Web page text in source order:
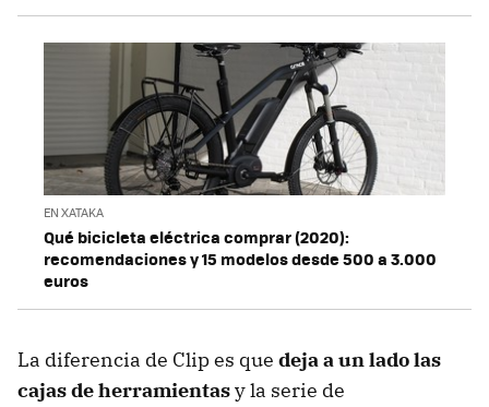
EN XATAKA
Qué bicicleta eléctrica comprar (2020):
recomendaciones y 15 modelos desde 500 a 3.000
euros
La diferencia de Clip es que deja a un lado las
cajas de herramientasy la serie de